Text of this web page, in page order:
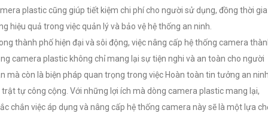
plastic cũng giúp tiết kiệm chi phí cho người sử dụng, đồng thời gia
hiệu quả trong việc quản lý và bảo vệ hệ thống an ninh.
thành phố hiện đại và sôi động, việc nâng cấp hệ thống camera
camera plastic không chỉ mang lại sự tiện nghi và an toàn cho người
mà còn là biện pháp quan trọng trong việc Hoàn toàn tin tưởng an
trật tự công cộng. Với những lợi ích mà dòng camera plastic mang lại,
chắn việc áp dụng và nâng cấp hệ thống camera này sẽ là một lựa